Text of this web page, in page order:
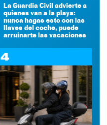
La Guardia Civil advierte a
quienes van a la playa:
nunca hagas esto con las
llaves del coche, puede
arruinarte las vacaciones
4